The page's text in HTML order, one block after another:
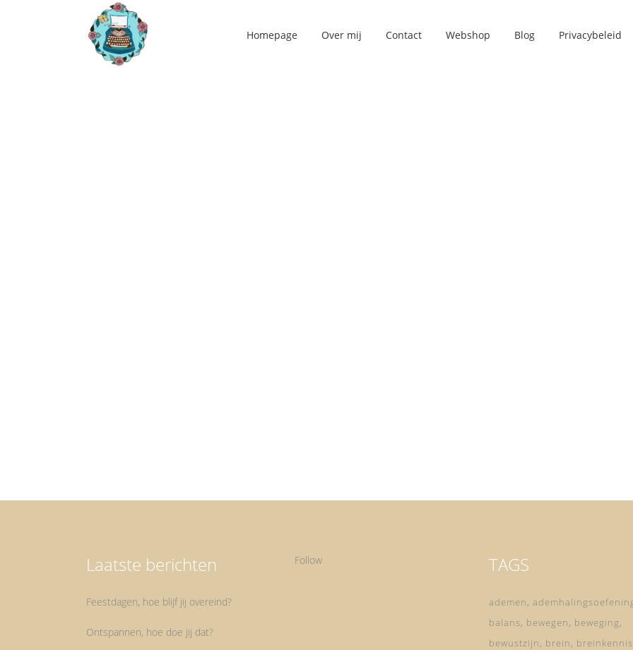
Homepage Over mij Contact Webshop Blog Privacybeleid
Laatste berichten
Feestdagen, hoe blijf jij overeind?
Ontspannen, hoe doe jij dat?
Follow TAGS
ademen
balans bewegen
beweging
bewustzijn
brein
breinkennis